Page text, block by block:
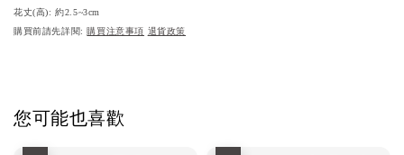
花丈(高): 約2.5~3cm
購買前請先詳閱: 購買注意事項 退貨政策
您可能也喜歡